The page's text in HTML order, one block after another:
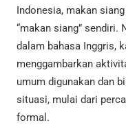
Indonesia, makan
“makan siang” sendiri.
dalam bahasa Inggris,
menggambarkan
umum digunakan dan
situasi, mulai dari
formal.